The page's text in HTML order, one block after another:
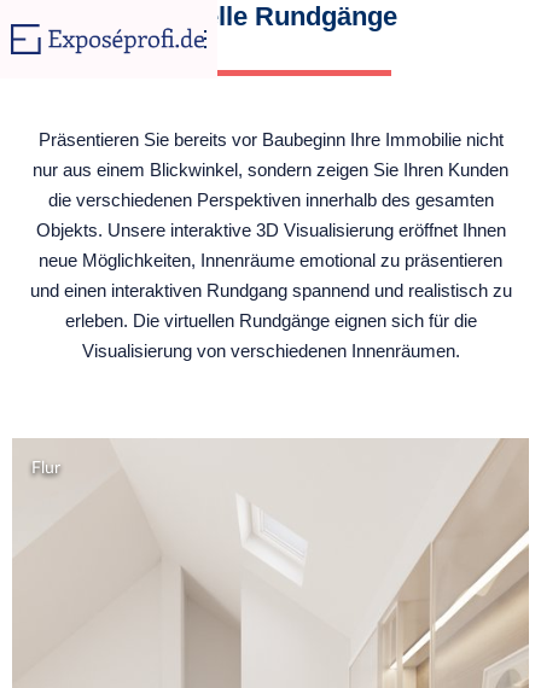
Virtuelle Rundgänge
Präsentieren Sie bereits vor Baubeginn Ihre Immobilie nicht
nur aus einem Blickwinkel, sondern zeigen Sie Ihren Kunden
die verschiedenen Perspektiven innerhalb des gesamten
Objekts. Unsere interaktive 3D Visualisierung eröffnet Ihnen
neue Möglichkeiten, Innenräume emotional zu präsentieren
und einen interaktiven Rundgang spannend und realistisch zu
erleben. Die virtuellen Rundgänge eignen sich für die
Visualisierung von verschiedenen Innenräumen.